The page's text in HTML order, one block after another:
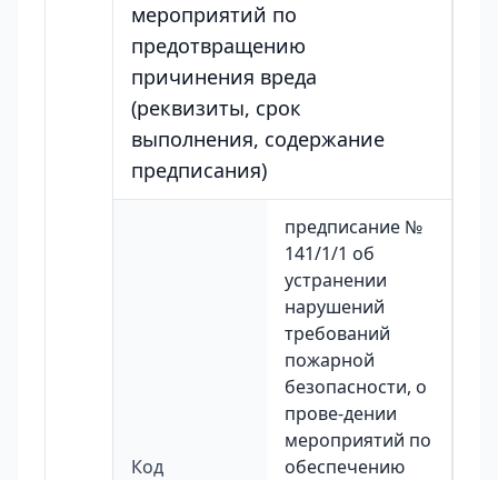
мероприятий по
предотвращению
причинения вреда
(реквизиты, срок
выполнения, содержание
предписания)
Код
предписание №
141/1/1 об
устранении
нарушений
требований
пожарной
безопасности, о
прове-дении
мероприятий по
обеспечению